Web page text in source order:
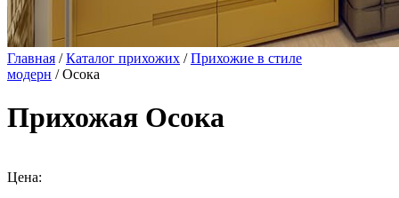
Главная /Каталог прихожих /Прихожие в стиле
модерн / Осока
Прихожая Осока
Цена: